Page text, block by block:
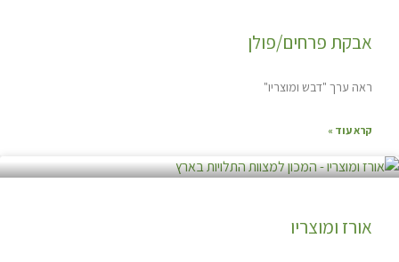
אבקת פרחים/פולן
ראה ערך "דבש ומוצריו"
קרא עוד »
אורז ומוצריו